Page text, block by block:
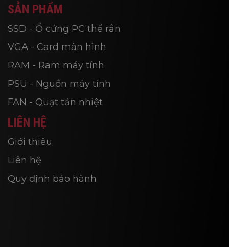
SẢN PHẨM
SSD - Ổ cứng PC thể rắn
VGA - Card màn hình
RAM - Ram máy tính
PSU - Nguồn máy tính
FAN - Quạt tản nhiệt
LIÊN HỆ
Giới thiệu
Liên hệ
Quy định bảo hành